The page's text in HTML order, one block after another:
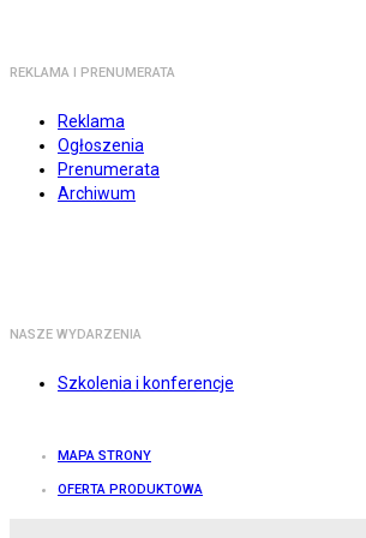
REKLAMA I PRENUMERATA
Reklama
Ogłoszenia
Prenumerata
Archiwum
NASZE WYDARZENIA
Szkolenia i konferencje
MAPA STRONY
OFERTA PRODUKTOWA